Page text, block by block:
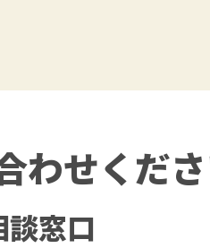
わせくだ
窓口